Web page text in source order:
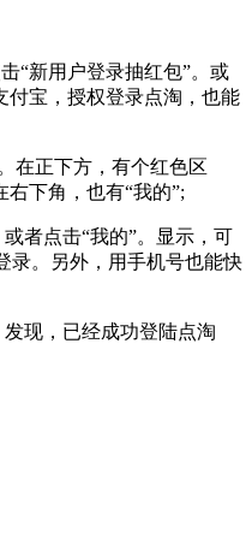
新用户登录抽红包”。或
付宝，授权登录点淘，也能
正下方，有个红色区
右下角，也有“我的”;
者点击“我的”。显示，可
录。另外，用手机号也能快
现，已经成功登陆点淘